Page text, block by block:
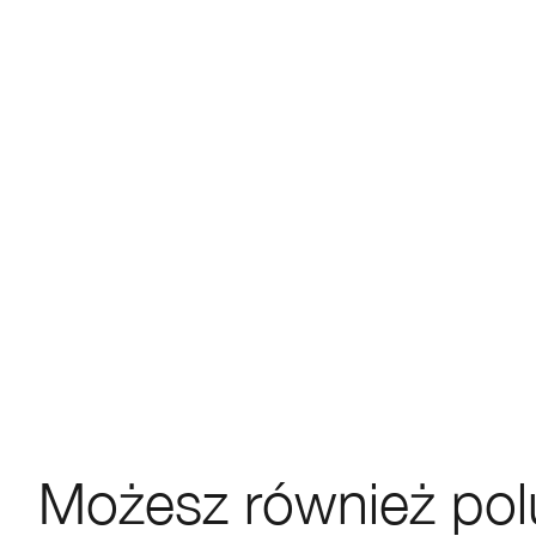
Możesz również